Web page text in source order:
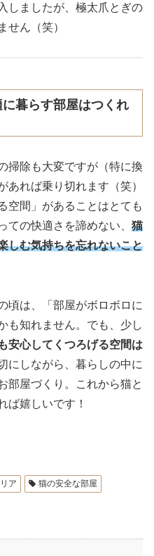
しましたが、極太爪とぎの
せん（笑）
暮らす部屋はつくれ
掃除も大変ですが（特に換
あれば乗り切れます（笑）
空間」があることはとても
ての快適さを諦めない、 猫
しむ気持ちを忘れないこと
頃は、「部屋がボロボロに
も知れません。でも、少し
安心してくつろげる空間は
にしながら、暮らしの中に
部屋づくり。これから猫と
ば嬉しいです！
ア
猫の安全な部屋